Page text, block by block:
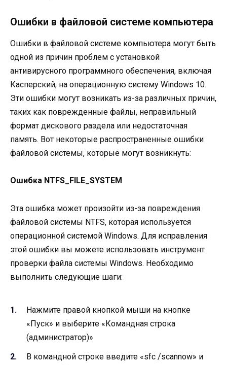
Ошибки в файловой системе компьютера
Ошибки в файловой системе компьютера могут быть
одной из причин проблем с установкой
антивирусного программного обеспечения, включая
Касперский, на операционную систему Windows 10.
Эти ошибки могут возникать из-за различных причин,
таких как поврежденные файлы, неправильный
формат дискового раздела или недостаточная
память. Вот некоторые распространенные ошибки
файловой системы, которые могут возникнуть:
Ошибка NTFS_FILE_SYSTEM
Эта ошибка может произойти из-за повреждения
файловой системы NTFS, которая используется
операционной системой Windows. Для исправления
этой ошибки вы можете использовать инструмент
проверки файла системы Windows. Необходимо
выполнить следующие шаги:
Нажмите правой кнопкой мыши на кнопке
«Пуск» и выберите «Командная строка
(администратор)»
В командной строке введите «sfc /scannow» и